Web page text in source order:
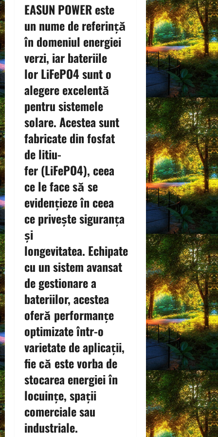
EASUN POWEReste
un nume de referință
în domeniul energiei
verzi, iar bateriile
lorLiFePO4sunt o
alegere excelentă
pentru sistemele
solare. Acestea sunt
fabricate dinfosfat
de litiu-
fer(LiFePO4), ceea
ce le face să se
evidențieze în ceea
ce privește siguranța
și
longevitatea. Echipate
cu unsistem avansat
de gestionare a
bateriilor, acestea
oferă performanțe
optimizate într-o
varietate de aplicații,
fie că este vorba de
stocarea energiei în
locuințe, spații
comerciale sau
industriale.